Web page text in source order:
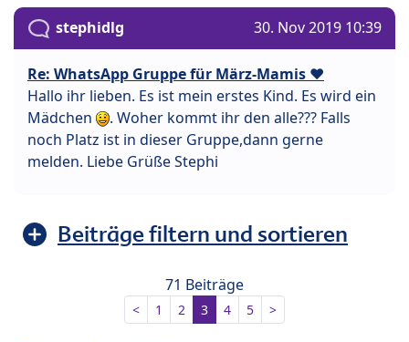
stephidlg 30. Nov 2019 10:39
Re: WhatsApp Gruppe für März-Mamis ❤️
Hallo ihr lieben. Es ist mein erstes Kind. Es wird ein
Mädchen
. Woher kommt ihr den alle??? Falls
noch Platz ist in dieser Gruppe,dann gerne
melden. Liebe Grüße Stephi
Beiträge filtern und sortieren
71 Beiträge
< 1 2 3 4 5 >